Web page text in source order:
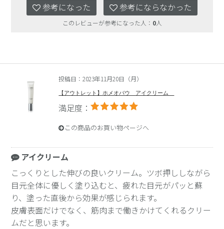
参考になった 参考にならなかった
このレビューが参考になった人： 0人
投稿日：2023年11月20日（月）
【アウトレット】ホメオバウ アイクリーム
満足度：
この商品のお買い物ページへ
アイクリーム
こっくりとした伸びの良いクリーム。ツボ押ししながら
目元全体に優しく塗り込むと、疲れた目元がパッと蘇
り、塗った直後から効果が感じられます。
皮膚表面だけでなく、筋肉まで働きかけてくれるクリー
ムだと思います。